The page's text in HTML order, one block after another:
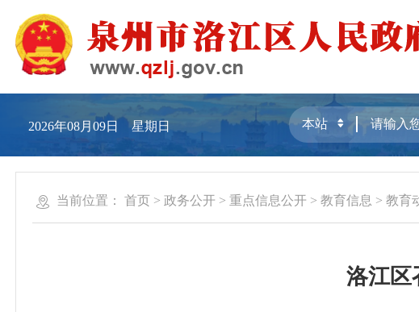
2026年08月09日 星期日
当前位置： 首页 >政务公开 >重点信息公开 >教育信息 >教育
洛江区